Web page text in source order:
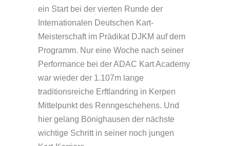
ein Start bei der vierten Runde der
Internationalen Deutschen Kart-
Meisterschaft im Prädikat DJKM auf dem
Programm. Nur eine Woche nach seiner
Performance bei der ADAC Kart Academy
war wieder der 1.107m lange
traditionsreiche Erftlandring in Kerpen
Mittelpunkt des Renngeschehens. Und
hier gelang Bönighausen der nächste
wichtige Schritt in seiner noch jungen